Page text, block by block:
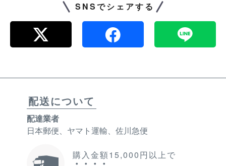
SNSでシェアする
配送について
配達業者
日本郵便、ヤマト運輸、佐川急便
購入金額15,000円以上で